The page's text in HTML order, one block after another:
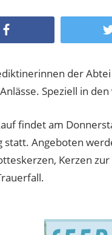
der
Speziell in
findet am
statt. Angeboten
Kerzen